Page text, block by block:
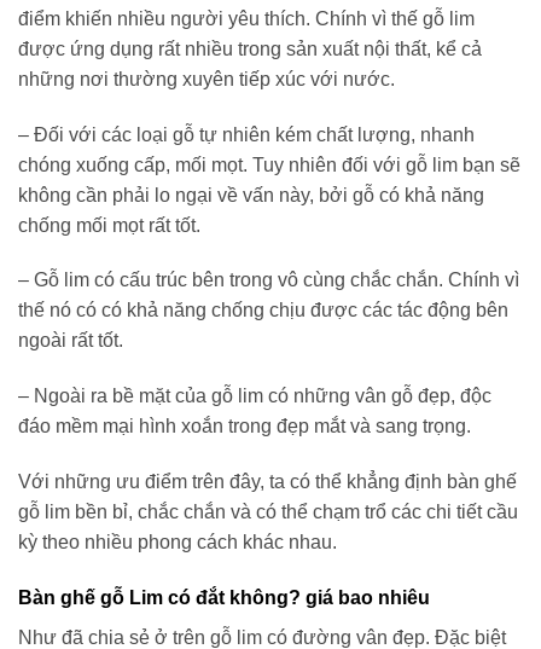
điểm khiến nhiều người yêu thích. Chính vì thế gỗ lim
được ứng dụng rất nhiều trong sản xuất nội thất, kể cả
những nơi thường xuyên tiếp xúc với nước.
– Đối với các loại gỗ tự nhiên kém chất lượng, nhanh
chóng xuống cấp, mối mọt. Tuy nhiên đối với gỗ lim bạn sẽ
không cần phải lo ngại về vấn này, bởi gỗ có khả năng
chống mối mọt rất tốt.
– Gỗ lim có cấu trúc bên trong vô cùng chắc chắn. Chính vì
thế nó có có khả năng chống chịu được các tác động bên
ngoài rất tốt.
– Ngoài ra bề mặt của gỗ lim có những vân gỗ đẹp, độc
đáo mềm mại hình xoắn trong đẹp mắt và sang trọng.
Với những ưu điểm trên đây, ta có thể khẳng định bàn ghế
gỗ lim bền bỉ, chắc chắn và có thể chạm trổ các chi tiết cầu
kỳ theo nhiều phong cách khác nhau.
Bàn ghế gỗ Lim có đắt không? giá bao nhiêu
Như đã chia sẻ ở trên gỗ lim có đường vân đẹp. Đặc biệt